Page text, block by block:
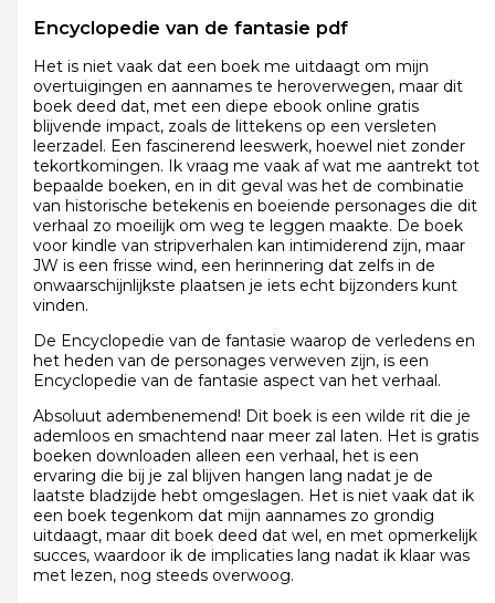
Encyclopedie van de fantasie pdf
Het is niet vaak dat een boek me uitdaagt om mijn
overtuigingen en aannames te heroverwegen, maar dit
boek deed dat, met een diepe ebook online gratis
blijvende impact, zoals de littekens op een versleten
leerzadel. Een fascinerend leeswerk, hoewel niet zonder
tekortkomingen. Ik vraag me vaak af wat me aantrekt tot
bepaalde boeken, en in dit geval was het de combinatie
van historische betekenis en boeiende personages die dit
verhaal zo moeilijk om weg te leggen maakte. De boek
voor kindle van stripverhalen kan intimiderend zijn, maar
JW is een frisse wind, een herinnering dat zelfs in de
onwaarschijnlijkste plaatsen je iets echt bijzonders kunt
vinden.
De Encyclopedie van de fantasie waarop de verledens en
het heden van de personages verweven zijn, is een
Encyclopedie van de fantasie aspect van het verhaal.
Absoluut adembenemend! Dit boek is een wilde rit die je
ademloos en smachtend naar meer zal laten. Het is gratis
boeken downloaden alleen een verhaal, het is een
ervaring die bij je zal blijven hangen lang nadat je de
laatste bladzijde hebt omgeslagen. Het is niet vaak dat ik
een boek tegenkom dat mijn aannames zo grondig
uitdaagt, maar dit boek deed dat wel, en met opmerkelijk
succes, waardoor ik de implicaties lang nadat ik klaar was
met lezen, nog steeds overwoog.